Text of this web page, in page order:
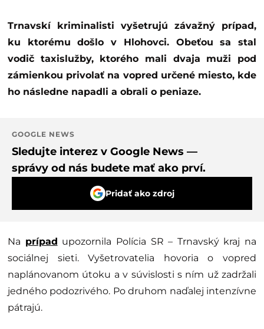
Trnavskí kriminalisti vyšetrujú závažný prípad,
ku ktorému došlo v Hlohovci. Obeťou sa stal
vodič taxislužby, ktorého mali dvaja muži pod
zámienkou privolať na vopred určené miesto, kde
ho následne napadli a obrali o peniaze.
GOOGLE NEWS
Sledujte interez v Google News —
správy od nás budete mať ako prví.
Pridať ako zdroj
Na prípad upozornila Polícia SR – Trnavský kraj na
sociálnej sieti. Vyšetrovatelia hovoria o vopred
naplánovanom útoku a v súvislosti s ním už zadržali
jedného podozrivého. Po druhom naďalej intenzívne
pátrajú.